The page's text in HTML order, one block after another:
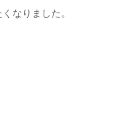
なりました。